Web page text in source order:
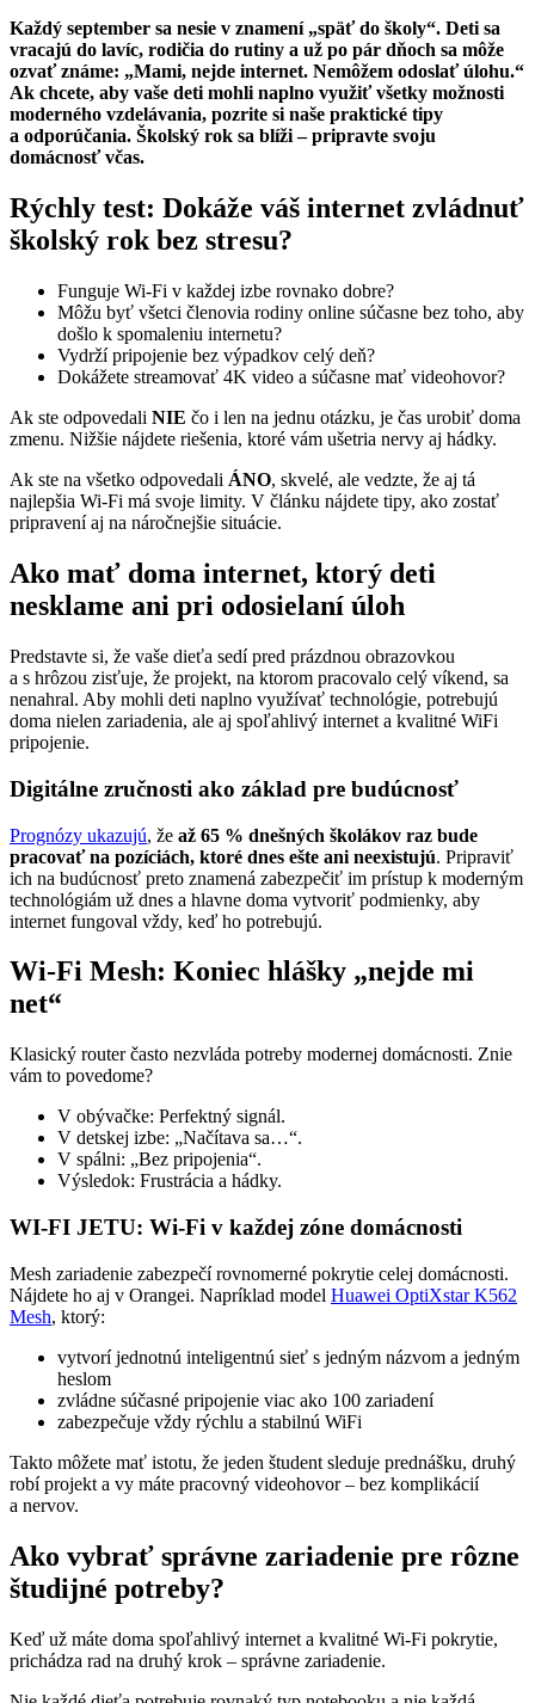
Každý september sa nesie v znamení „späť do školy“. Deti sa
vracajú do lavíc, rodičia do rutiny a už po pár dňoch sa môže
ozvať známe: „Mami, nejde internet. Nemôžem odoslať úlohu.“
Ak chcete, aby vaše deti mohli naplno využiť všetky možnosti
moderného vzdelávania, pozrite si naše praktické tipy
a odporúčania. Školský rok sa blíži – pripravte svoju
domácnosť včas.
Rýchly test: Dokáže váš internet zvládnuť
školský rok bez stresu?
Funguje Wi-Fi v každej izbe rovnako dobre?
Môžu byť všetci členovia rodiny online súčasne bez toho, aby
došlo k spomaleniu internetu?
Vydrží pripojenie bez výpadkov celý deň?
Dokážete streamovať 4K video a súčasne mať videohovor?
Ak ste odpovedali NIE čo i len na jednu otázku, je čas urobiť doma
zmenu. Nižšie nájdete riešenia, ktoré vám ušetria nervy aj hádky.
Ak ste na všetko odpovedali ÁNO, skvelé, ale vedzte, že aj tá
najlepšia Wi-Fi má svoje limity. V článku nájdete tipy, ako zostať
pripravení aj na náročnejšie situácie.
Ako mať doma internet, ktorý deti
nesklame ani pri odosielaní úloh
Predstavte si, že vaše dieťa sedí pred prázdnou obrazovkou
a s hrôzou zisťuje, že projekt, na ktorom pracovalo celý víkend, sa
nenahral. Aby mohli deti naplno využívať technológie, potrebujú
doma nielen zariadenia, ale aj spoľahlivý internet a kvalitné WiFi
pripojenie.
Digitálne zručnosti ako základ pre budúcnosť
Prognózy ukazujú, že až 65 % dnešných školákov raz bude
pracovať na pozíciách, ktoré dnes ešte ani neexistujú. Pripraviť
ich na budúcnosť preto znamená zabezpečiť im prístup k moderným
technológiám už dnes a hlavne doma vytvoriť podmienky, aby
internet fungoval vždy, keď ho potrebujú.
Wi-Fi Mesh: Koniec hlášky „nejde mi
net“
Klasický router často nezvláda potreby modernej domácnosti. Znie
vám to povedome?
V obývačke: Perfektný signál.
V detskej izbe: „Načítava sa…“.
V spálni: „Bez pripojenia“.
Výsledok: Frustrácia a hádky.
WI-FI JETU: Wi-Fi v každej zóne domácnosti
Mesh zariadenie zabezpečí rovnomerné pokrytie celej domácnosti.
Nájdete ho aj v Orangei. Napríklad model Huawei OptiXstar K562
Mesh, ktorý:
vytvorí jednotnú inteligentnú sieť s jedným názvom a jedným
heslom
zvládne súčasné pripojenie viac ako 100 zariadení
zabezpečuje vždy rýchlu a stabilnú WiFi
Takto môžete mať istotu, že jeden študent sleduje prednášku, druhý
robí projekt a vy máte pracovný videohovor – bez komplikácií
a nervov.
Ako vybrať správne zariadenie pre rôzne
študijné potreby?
Keď už máte doma spoľahlivý internet a kvalitné Wi-Fi pokrytie,
prichádza rad na druhý krok – správne zariadenie.